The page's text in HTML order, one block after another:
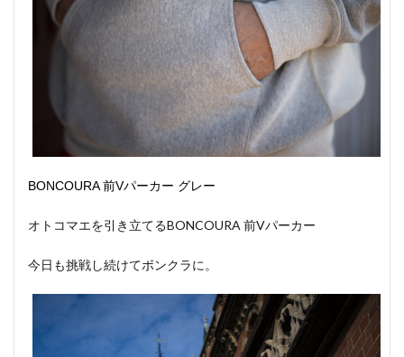
BONCOURA 前Vパーカー グレー
オトコマエを引き立てるBONCOURA 前Vパーカー
今日も挑戦し続けてボンクラに。